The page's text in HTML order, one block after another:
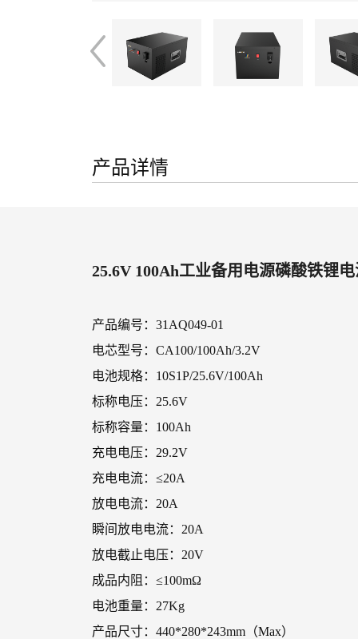
产品详情
25.6V 100Ah工业备用电源磷酸铁锂
产品编号：31AQ049-01
电芯型号：CA100/100Ah/3.2V
电池规格：10S1P/25.6V/100Ah
标称电压：25.6V
标称容量：100Ah
充电电压：29.2V
充电电流：≤20A
放电电流：20A
瞬间放电电流：20A
放电截止电压：20V
成品内阻：≤100mΩ
电池重量：27Kg
产品尺寸：440*280*243mm（Max）